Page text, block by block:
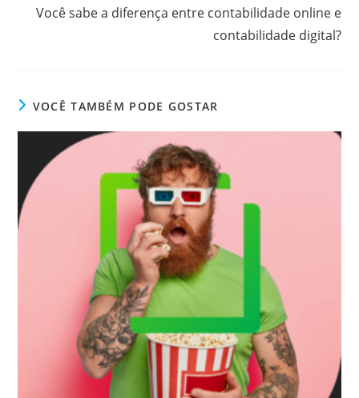
artigos
Você sabe a diferença entre contabilidade online e
contabilidade digital?
VOCÊ TAMBÉM PODE GOSTAR